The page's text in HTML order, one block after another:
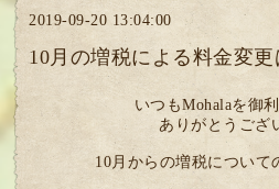
2019-09-20 13:04:00
10月の増税による料金変更
いつもMohalaを御
ありがとうござ
10月からの増税について